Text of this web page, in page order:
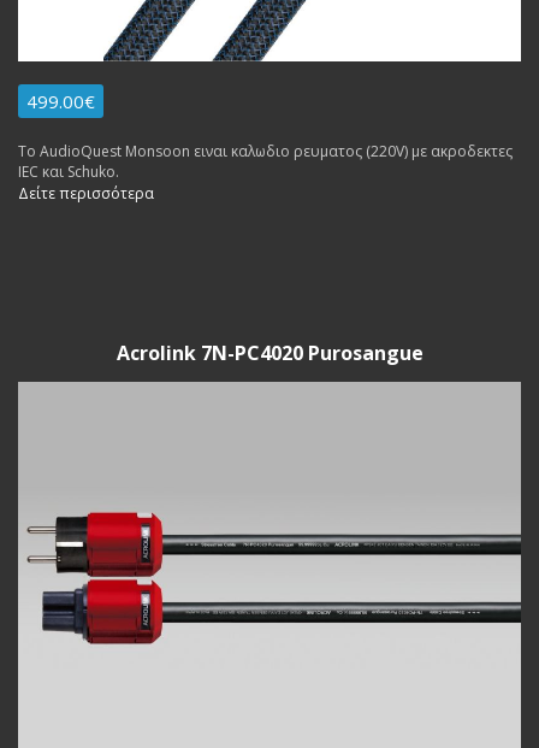
499.00€
Το AudioQuest Monsoon ειναι καλωδιο ρευματος (220V) με ακροδεκτες
IEC και Schuko.
Δείτε περισσότερα
Acrolink 7N-PC4020 Purosangue